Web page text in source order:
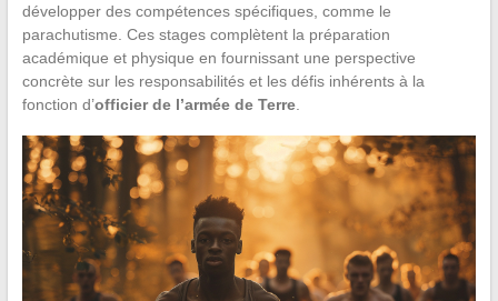
développer des compétences spécifiques, comme le
parachutisme. Ces stages complètent la préparation
académique et physique en fournissant une perspective
concrète sur les responsabilités et les défis inhérents à la
fonction d’officier de l’armée de Terre.